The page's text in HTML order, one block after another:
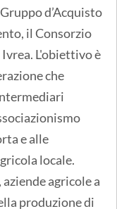
d’Acquisto
il Consorzio
L'obiettivo è
che
e alle
locale.
agricole a
produzione di